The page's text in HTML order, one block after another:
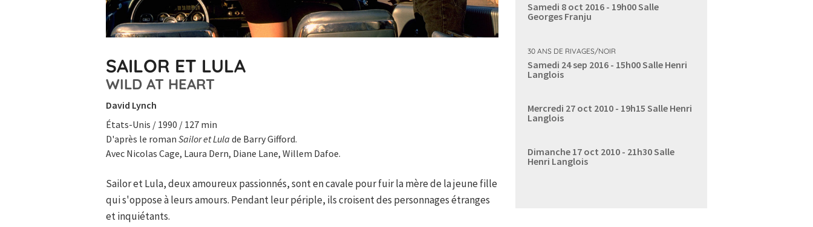
SAILOR ET LULA
WILD AT HEART
David Lynch
États-Unis / 1990 / 127 min
D'après le roman Sailor et Lula de Barry Gifford.
Avec Nicolas Cage, Laura Dern, Diane Lane, Willem Dafoe.
Sailor et Lula, deux amoureux passionnés, sont en cavale pour fuir la mère de la jeune fille
qui s'oppose à leurs amours. Pendant leur périple, ils croisent des personnages étranges
et inquiétants.
Samedi 8 oct 2016 - 19h00Salle
Georges Franju
30 ANS DE RIVAGES/NOIR
Samedi 24 sep 2016 - 15h00Salle Henri
Langlois
Mercredi 27 oct 2010 - 19h15 Salle Henri
Langlois
Dimanche 17 oct 2010 - 21h30Salle
Henri Langlois